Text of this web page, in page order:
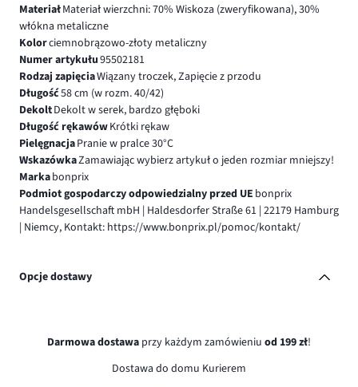
MateriałMateriał wierzchni: 70% Wiskoza (zweryfikowana), 30%
włókna metaliczne
Kolorciemnobrązowo-złoty metaliczny
Numer artykułu95502181
Rodzaj zapięciaWiązany troczek, Zapięcie z przodu
Długość58 cm (w rozm. 40/42)
DekoltDekolt w serek, bardzo głęboki
Długość rękawówKrótki rękaw
PielęgnacjaPranie w pralce 30°C
WskazówkaZamawiając wybierz artykuł o jeden rozmiar mniejszy!
Markabonprix
Podmiot gospodarczy odpowiedzialny przed UE bonprix
Handelsgesellschaft mbH | Haldesdorfer Straße 61 | 22179 Hamburg
| Niemcy, Kontakt: https://www.bonprix.pl/pomoc/kontakt/
Opcje dostawy
Darmowa dostawa przy każdym zamówieniu od 199 zł!
Dostawa do domu Kurierem